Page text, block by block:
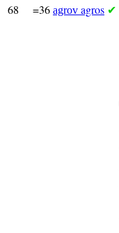
68 =36 agrov agros ✔